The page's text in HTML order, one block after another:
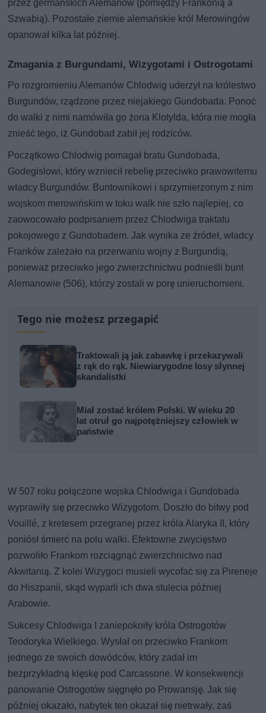
przez germańskich Alemanów (pomiędzy Frankonią a
Szwabią). Pozostałe ziemie alemańskie król Merowingów
opanował kilka lat później.
Zmagania z Burgundami, Wizygotami i Ostrogotami
Po rozgromieniu Alemanów Chlodwig uderzył na królestwo
Burgundów, rządzone przez niejakiego Gundobada. Ponoć
do walki z nimi namówiła go żona Klotylda, która nie mogła
znieść tego, iż Gundobad zabił jej rodziców.
Początkowo Chlodwig pomagał bratu Gundobada,
Godegislowi, który wzniecił rebelię przeciwko prawowitemu
władcy Burgundów. Buntownikowi i sprzymierzonym z nim
wojskom merowińskim w toku walk nie szło najlepiej, co
zaowocowało podpisaniem przez Chlodwiga traktatu
pokojowego z Gundobadem. Jak wynika ze źródeł, władcy
Franków zależało na przerwaniu wojny z Burgundią,
ponieważ przeciwko jego zwierzchnictwu podnieśli bunt
Alemanowie (506), którzy zostali w porę unieruchomieni.
Tego nie możesz przegapić
Traktowali ją jak zabawkę i przekazywali
z rąk do rąk. Niewiarygodne losy słynnej
skandalistki
Miał zostać królem Polski. W wieku 20
lat otruł go najpotężniejszy człowiek w
państwie
W 507 roku połączone wojska Chlodwiga i Gundobada
wyprawiły się przeciwko Wizygotom. Doszło do bitwy pod
Vouillé, z kretesem przegranej przez króla Alaryka II, który
poniósł śmierć na polu walki. Efektowne zwycięstwo
pozwoliło Frankom rozciągnąć zwierzchnictwo nad
Akwitanią. Z kolei Wizygoci musieli wycofać się za Pireneje
do Hiszpanii, skąd wyparli ich dwa stulecia później
Arabowie.
Sukcesy Chlodwiga I zaniepokoiły króla Ostrogotów
Teodoryka Wielkiego. Wysłał on przeciwko Frankom
jednego ze swoich dowódców, który zadał im
bezprzykładną klęskę pod Carcassone. W konsekwencji
panowanie Ostrogotów sięgnęło po Prowansję. Jak się
później okazało, nabytek ten okazał się nietrwały, zaś